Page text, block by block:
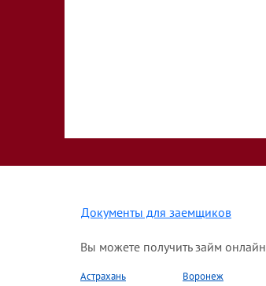
Документы для заемщиков
Вы можете получить займ
Астрахань Воронеж